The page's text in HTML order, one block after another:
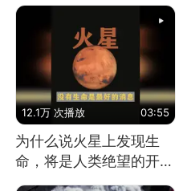
12.1万 次播放 03:55
为什么说火星上发现生
命，将是人类绝望的开
始？